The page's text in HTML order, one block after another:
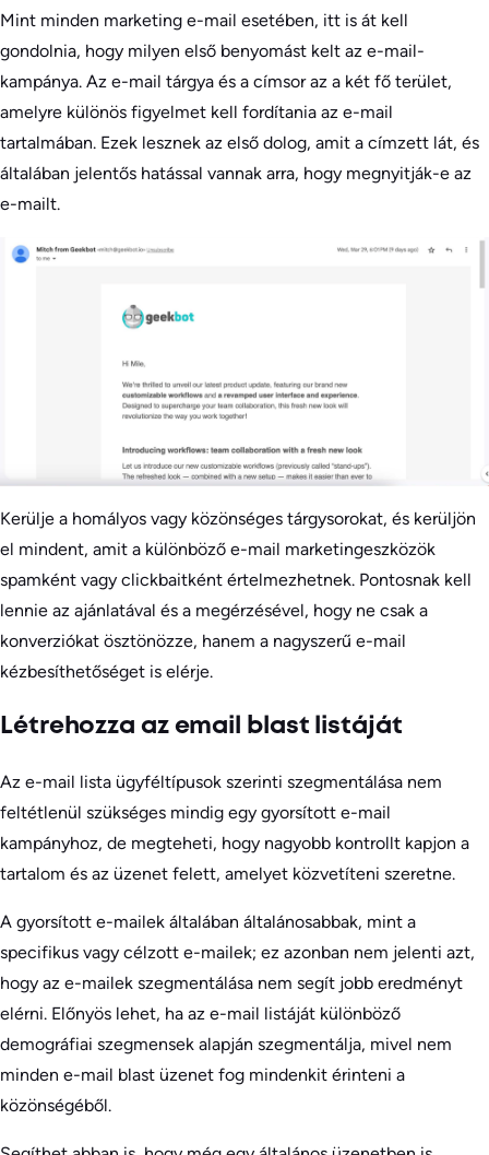
Mint minden marketing e-mail esetében, itt is át kell
gondolnia, hogy milyen első benyomást kelt az e-mail-
kampánya. Az e-mail tárgya és a címsor az a két fő terület,
amelyre különös figyelmet kell fordítania az e-mail
tartalmában. Ezek lesznek az első dolog, amit a címzett lát, és
általában jelentős hatással vannak arra, hogy megnyitják-e az
e-mailt.
Kerülje a homályos vagy közönséges tárgysorokat, és kerüljön
el mindent, amit a különböző e-mail marketingeszközök
spamként vagy clickbaitként értelmezhetnek. Pontosnak kell
lennie az ajánlatával és a megérzésével, hogy ne csak a
konverziókat ösztönözze, hanem a nagyszerű e-mail
kézbesíthetőséget is elérje.
Létrehozza az email blast listáját
Az e-mail lista ügyféltípusok szerinti szegmentálása nem
feltétlenül szükséges mindig egy gyorsított e-mail
kampányhoz, de megteheti, hogy nagyobb kontrollt kapjon a
tartalom és az üzenet felett, amelyet közvetíteni szeretne.
A gyorsított e-mailek általában általánosabbak, mint a
specifikus vagy célzott e-mailek; ez azonban nem jelenti azt,
hogy az e-mailek szegmentálása nem segít jobb eredményt
elérni. Előnyös lehet, ha az e-mail listáját különböző
demográfiai szegmensek alapján szegmentálja, mivel nem
minden e-mail blast üzenet fog mindenkit érinteni a
közönségéből.